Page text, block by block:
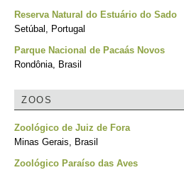
Reserva Natural do Estuário do Sado
Setúbal, Portugal
Parque Nacional de Pacaás Novos
Rondônia, Brasil
ZOOS
Zoológico de Juiz de Fora
Minas Gerais, Brasil
Zoológico Paraíso das Aves